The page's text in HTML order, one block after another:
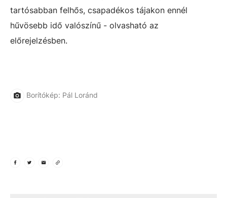
tartósabban felhős, csapadékos tájakon ennél
hűvösebb idő valószínű - olvasható az
előrejelzésben.
Borítókép: Pál Loránd